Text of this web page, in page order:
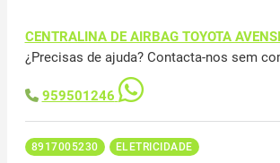
CENTRALINA DE AIRBAG TOYOTA
¿Precisas de ajuda? Contacta-nos sem
959501246
8917005230 ELETRICIDADE